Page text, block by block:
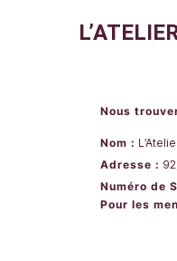
Nous
Nom :
Adresse :
Numéro de
Pour les